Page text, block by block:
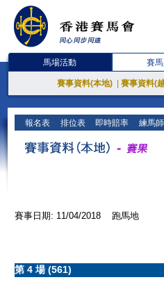
馬場活動 賽
賽事資料(本地) 賽事資料(
報名表 排位表 即時賠率 練馬
賽事日期: 11/04/2018 跑馬地
第 4 場 (561)